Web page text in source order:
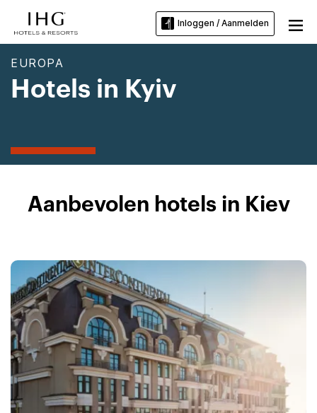
Inloggen / Aanmelden
EUROPA
Hotels in Kyiv
Aanbevolen hotels in Kiev